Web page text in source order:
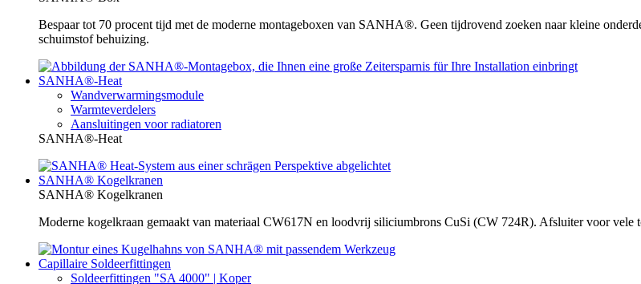
Bespaar tot 70 procent tijd met de moderne montageboxen van SANHA®. Geen tijdrovend zoeken naar kleine
schuimstof behuizing.
SANHA®-Heat
Wandverwarmingsmodule
Warmteverdelers
Aansluitingen voor radiatoren
SANHA®-Heat
SANHA® Kogelkranen
SANHA® Kogelkranen
Moderne kogelkraan gemaakt van materiaal CW617N en loodvrij siliciumbrons CuSi (CW 724R). Afsluiter voor vele
Capillaire Soldeerfittingen
Soldeerfittingen "SA 4000" | Koper